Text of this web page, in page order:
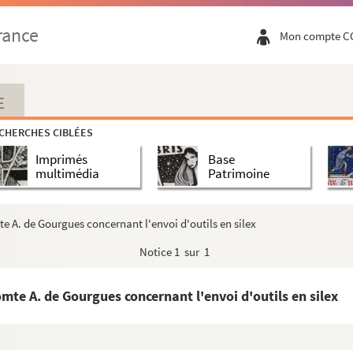
Mon compte
CIBLÉES
Imprimés
multimédia
Base
Patrimoine
A. de Gourgues concernant l'envoi d'outils en silex
Notice 1 sur 1
A. de Gourgues concernant l'envoi d'outils en silex
juin 1711. Nombreux échantillons de tissus. Les...
de fils et tissus divers.
temps.
1919 et 1919-1932.
concernant des copies d'objets antiques